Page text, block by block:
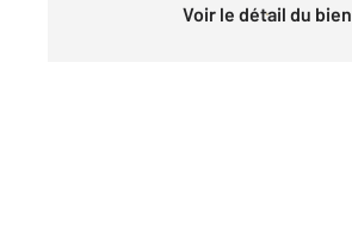
Voir le détail du bien